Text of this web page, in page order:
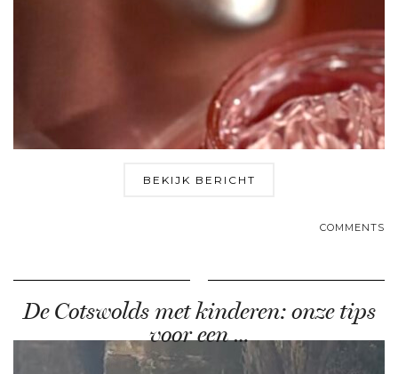
BEKIJK BERICHT
COMMENTS
De Cotswolds met kinderen: onze tips
voor een …